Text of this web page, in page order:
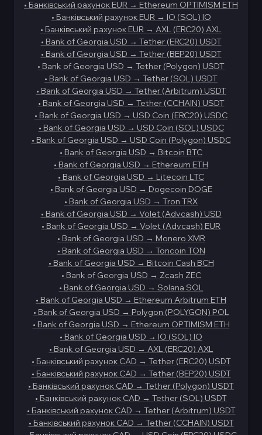
• Банківський рахунок EUR → Ethereum OPTIMISM ETH
• Банківський рахунок EUR→ IO (SOL) IO
• Банківський рахунок EUR → AXL (ERC20) AXL
• Bank of Georgia USD → Tether (ERC20) USDT
• Bank of Georgia USD → Tether (BEP20) USDT
• Bank of Georgia USD → Tether (Polygon) USDT
• Bank of Georgia USD → Tether (SOL) USDT
• Bank of Georgia USD → Tether (Arbitrum) USDT
• Bank of Georgia USD → Tether (CCHAIN) USDT
• Bank of Georgia USD → USD Coin (ERC20) USDC
• Bank of Georgia USD → USD Coin (SOL) USDC
• Bank of Georgia USD → USD Coin (Polygon) USDC
• Bank of Georgia USD → Bitcoin BTC
• Bank of Georgia USD → Ethereum ETH
• Bank of Georgia USD → Litecoin LTC
• Bank of Georgia USD → Dogecoin DOGE
• Bank of Georgia USD → Tron TRX
• Bank of Georgia USD → Volet (Advcash) USD
• Bank of Georgia USD → Volet (Advcash) EUR
• Bank of Georgia USD → Monero XMR
• Bank of Georgia USD → Toncoin TON
• Bank of Georgia USD → Bitcoin Cash BCH
• Bank of Georgia USD → Zcash ZEC
• Bank of Georgia USD → Solana SOL
• Bank of Georgia USD → Ethereum Arbitrum ETH
• Bank of Georgia USD → Polygon (POLYGON) POL
• Bank of Georgia USD → Ethereum OPTIMISM ETH
• Bank of Georgia USD → IO (SOL) IO
• Bank of Georgia USD → AXL (ERC20) AXL
• Банківський рахунок CAD → Tether (ERC20) USDT
• Банківський рахунок CAD → Tether (BEP20) USDT
• Банківський рахунок CAD → Tether (Polygon) USDT
• Банківський рахунок CAD → Tether (SOL) USDT
• Банківський рахунок CAD → Tether (Arbitrum) USDT
• Банківський рахунок CAD → Tether (CCHAIN) USDT